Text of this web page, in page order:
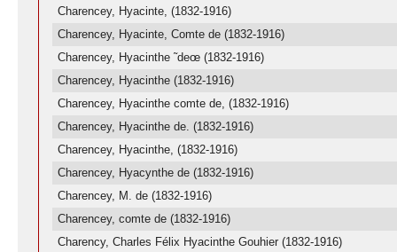
Charencey, Hyacinte, (1832-1916)
Charencey, Hyacinte, Comte de (1832-1916)
Charencey, Hyacinthe ˜deœ (1832-1916)
Charencey, Hyacinthe (1832-1916)
Charencey, Hyacinthe comte de, (1832-1916)
Charencey, Hyacinthe de. (1832-1916)
Charencey, Hyacinthe, (1832-1916)
Charencey, Hyacynthe de (1832-1916)
Charencey, M. de (1832-1916)
Charencey, comte de (1832-1916)
Charency, Charles Félix Hyacinthe Gouhier (1832-1916)